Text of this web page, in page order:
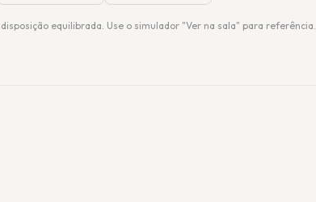
equilibrada. Use o simulador "Ver na sala" para referência.